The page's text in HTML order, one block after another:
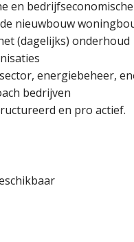
en
nieuwbouw
(dagelijks)
energiebeheer,
bedrijven
en pro actief.